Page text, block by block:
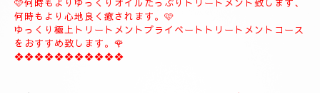
🪻🌹④プライベートトリートメントコース🪻🌹
こちらのコースもとても人気の高いおすすめコースになります。
よむぎ蒸し30分お体のデトックスを流します、お体が温まりま